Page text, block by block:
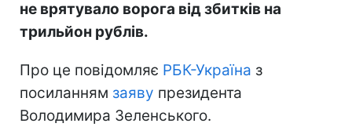
не врятувало ворога від збитків на
трильйон рублів.
Про це повідомляє РБК-Україна з
посиланням заяву президента
Володимира Зеленського.